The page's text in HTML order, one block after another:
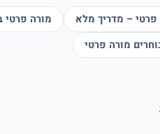
פרטי – מדריך מלא מורה פרטי
מורה פרטי